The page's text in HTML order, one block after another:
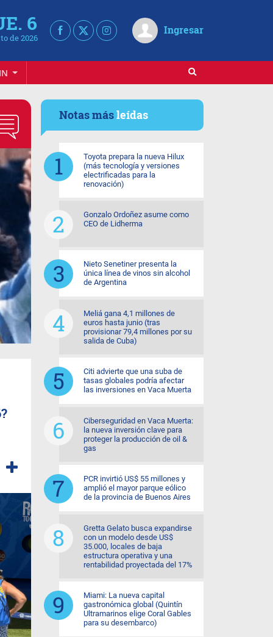
6
de 2026
Ingresar
Notas másleídas
Toyota prepara la nueva Hilux
(más tecnología y versiones
electrificadas para la
renovación)
Gonzalo Ordoñez asume como
CEO de Lidherma
Nieto Senetiner presenta la
única línea de vinos sin alcohol
de Argentina
Meliá gana 4,1 millones de
euros hasta junio (tras
provisionar 79,4 millones por su
salida de Cuba)
Citi advierte que una suba de
tasas globales podría afectar
las inversiones en Vaca Muerta
Ciberseguridad en Vaca Muerta:
la nueva inversión clave para
proteger la producción de oil &
gas
PCR invirtió US$ 55 millones y
amplió el mayor parque eólico
de la provincia de Buenos Aires
Gretta Gelato busca expandirse
con un modelo desde US$
35.000, locales de baja
estructura operativa y una
rentabilidad proyectada del 17%
Miami: La nueva capital
gastronómica global (Quintín
Ultramarinos elige Coral Gables
para su desembarco)